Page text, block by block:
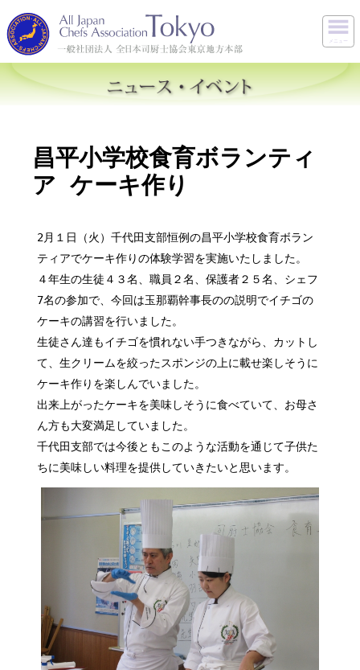
メニュー
昌平小学校食育ボランティ
ア ケーキ作り
2月１日（火）千代田支部恒例の昌平小学校食育ボラン
ティアでケーキ作りの体験学習を実施いたしました。
４年生の生徒４３名、職員２名、保護者２５名、シェフ
7名の参加で、今回は玉那覇幹事長のの説明でイチゴの
ケーキの講習を行いました。
生徒さん達もイチゴを慣れない手つきながら、カットし
て、生クリームを絞ったスポンジの上に載せ楽しそうに
ケーキ作りを楽しんでいました。
出来上がったケーキを美味しそうに食べていて、お母さ
ん方も大変満足していました。
千代田支部では今後ともこのような活動を通じて子供た
ちに美味しい料理を提供していきたいと思います。